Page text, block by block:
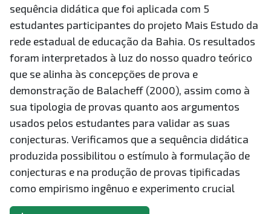
sequência didática que foi aplicada com 5
estudantes participantes do projeto Mais Estudo da
rede estadual de educação da Bahia. Os resultados
foram interpretados à luz do nosso quadro teórico
que se alinha às concepções de prova e
demonstração de Balacheff (2000), assim como à
sua tipologia de provas quanto aos argumentos
usados pelos estudantes para validar as suas
conjecturas. Verificamos que a sequência didática
produzida possibilitou o estímulo à formulação de
conjecturas e na produção de provas tipificadas
como empirismo ingênuo e experimento crucial